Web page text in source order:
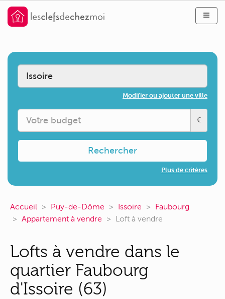
Modifier ou ajouter une ville
€
Rechercher
Plus de critères
Accueil Puy-de-Dôme Issoire
Faubourg
Appartement à vendre
Loft à vendre
Lofts à vendre dans le
quartier Faubourg
d'Issoire (63)